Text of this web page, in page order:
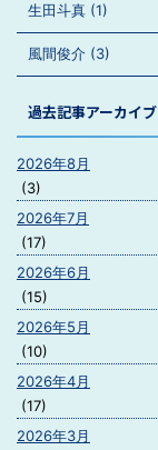
生田斗真 (1)
風間俊介 (3)
過去記事アーカイブ
2026年8月
(3)
2026年7月
(17)
2026年6月
(15)
2026年5月
(10)
2026年4月
(17)
2026年3月